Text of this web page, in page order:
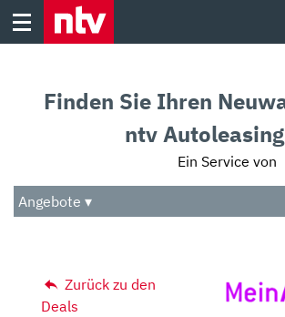
Skip
Audio
Das Beste
Finden Sie Ihren
ntv Autoleasing
Ein Service von
Angebote ▾
Zurück zu den
Deals